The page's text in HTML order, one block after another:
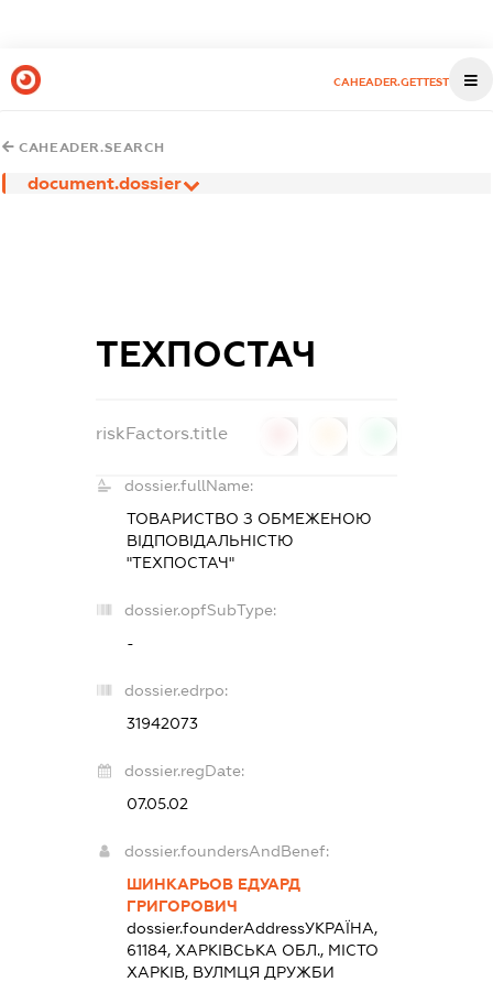
CAHEADER.GETTEST
CAHEADER.SEARCH
document.dossier
ТЕХПОСТАЧ
riskFactors.title
dossier.fullName:
ТОВАРИСТВО З ОБМЕЖЕНОЮ
ВІДПОВІДАЛЬНІСТЮ
"ТЕХПОСТАЧ"
dossier.opfSubType:
-
dossier.edrpo:
31942073
dossier.regDate:
07.05.02
dossier.foundersAndBenef:
ШИНКАРЬОВ ЕДУАРД
ГРИГОРОВИЧ
dossier.founderAddressУКРАЇНА,
61184, ХАРКІВСЬКА ОБЛ., МІСТО
ХАРКІВ, ВУЛМЦЯ ДРУЖБИ